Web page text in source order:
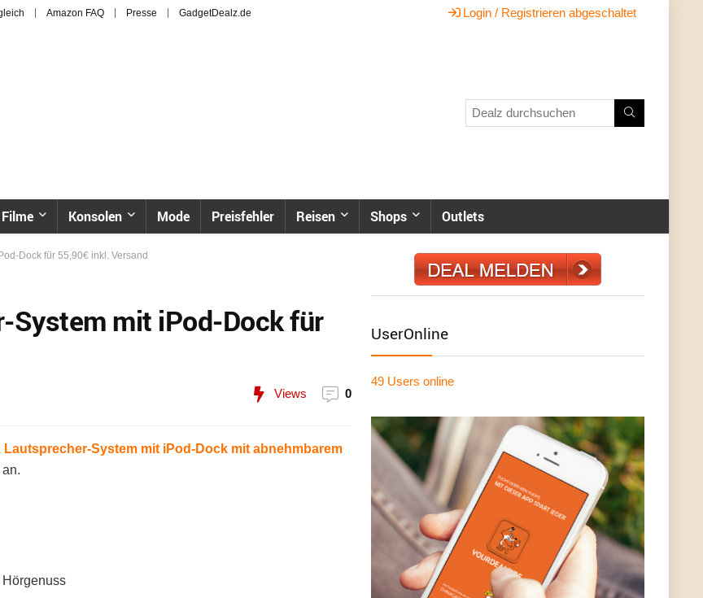
Amazon FAQ Presse GadgetDealz.de Login / Registrieren abgeschaltet
Filme Konsolen Mode Preisfehler Reisen Shops Outlets
Dock für 55,90€ inkl. Versand
System mit iPod-Dock für
Views 0
Lautsprecher-System mit iPod-Dock mit abnehmbarem
an.
UserOnline
49 Users online